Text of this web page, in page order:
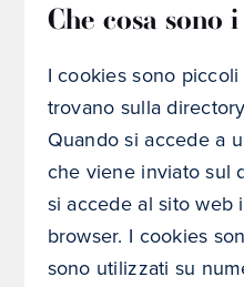
Che cosa sono
I cookies sono
trovano sulla
Quando si accede a
che viene inviato sul
si accede al sito web
browser. I cookies
sono utilizzati su